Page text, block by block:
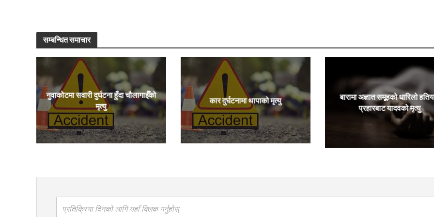
सम्बन्धित समाचार
नुवाकोटमा सवारी दुर्घटना हुँदा चौलागाईँको
मृत्यु
कार दुर्घटनामा थापाको मृत्यु
बारामा अज्ञात समूहको धारिलो
प्रहारबाट यादवको मृत्यु
प्रतिक्रिया दिनको लागि यहाँ क्लिक गर्नुहोस्